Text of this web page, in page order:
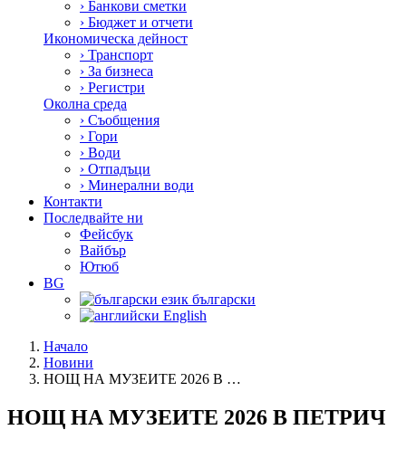
› Банкови сметки
› Бюджет и отчети
Икономическа дейност
› Транспорт
› За бизнеса
› Регистри
Околна среда
› Съобщения
› Гори
› Води
› Отпадъци
› Минерални води
Контакти
Последвайте ни
Фейсбук
Вайбър
Ютюб
BG
български
English
Начало
Новини
НОЩ НА МУЗЕИТЕ 2026 В …
НОЩ НА МУЗЕИТЕ 2026 В ПЕТРИЧ